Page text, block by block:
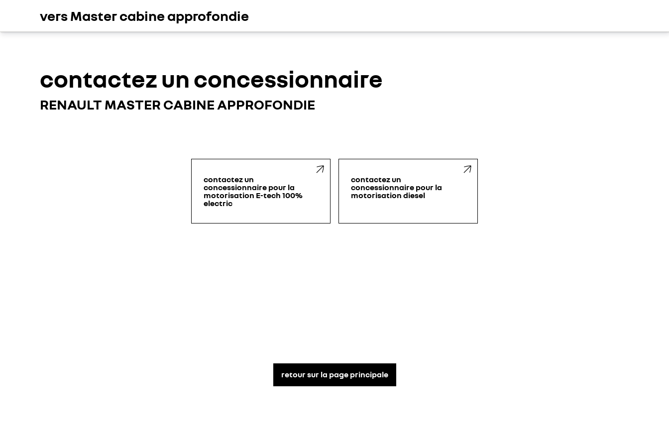
vers Master cabine approfondie
contactez un concessionnaire
RENAULT MASTER CABINE APPROFONDIE
contactez un
concessionnaire pour la
motorisation E-tech 100%
electric
contactez un
concessionnaire pour la
motorisation diesel
retour sur la page principale